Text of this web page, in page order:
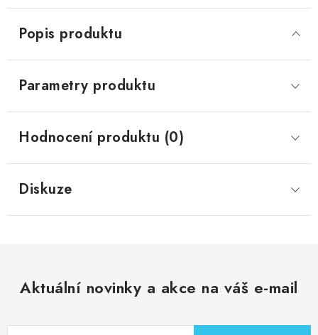
Popis produktu
Parametry produktu
Hodnocení produktu (0)
Diskuze
Aktuální novinky a akce na váš e-mail